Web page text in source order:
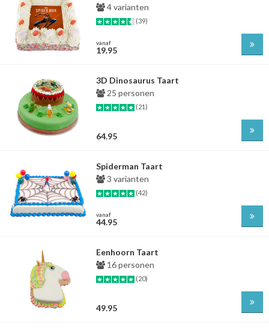
4 varianten
(39)
vanaf
19.95
3D Dinosaurus Taart
25 personen
(21)
64.95
Spiderman Taart
3 varianten
(42)
vanaf
44.95
Eenhoorn Taart
16 personen
(20)
49.95